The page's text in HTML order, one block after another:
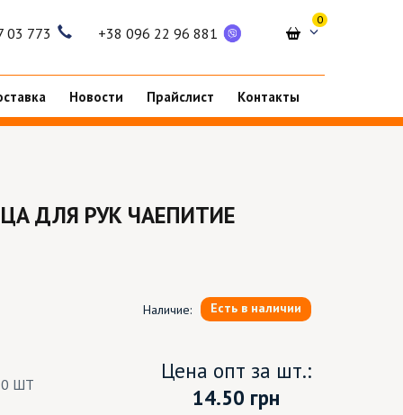
03 773 +38 096 22 96 881
0
Новости Прайслист Контакты
ДЛЯ РУК ЧАЕПИТИЕ
Наличие: Есть в наличии
ШТ
Цена опт за шт.:
14.50 грн